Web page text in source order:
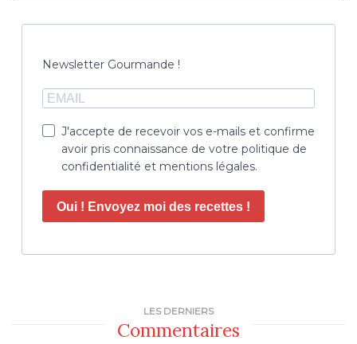
Newsletter Gourmande !
J'accepte de recevoir vos e-mails et confirme
avoir pris connaissance de votre politique de
confidentialité et mentions légales.
Oui ! Envoyez moi des recettes !
LES DERNIERS
Commentaires